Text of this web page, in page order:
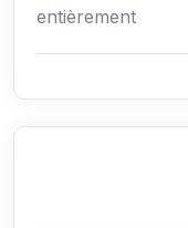
entièrement